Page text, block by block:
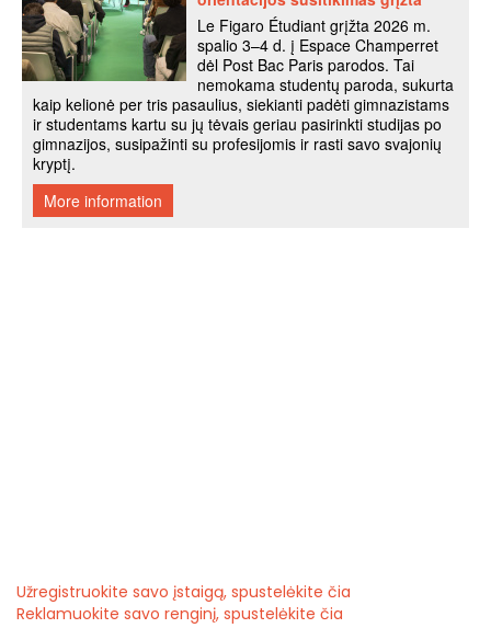
Užregistruokite savo įstaigą, spustelėkite čia
Reklamuokite savo renginį, spustelėkite čia